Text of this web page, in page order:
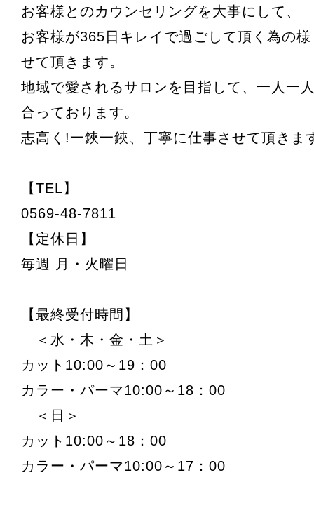
お客様とのカウンセリングを大事にして、
お客様が365日キレイで過ごして頂く為の
せて頂きます。
地域で愛されるサロンを目指して、一人一
合っております。
志高く!一鋏一鋏、丁寧に仕事させて頂きま
【TEL】
0569-48-7811
【定休日】
毎週 月・火曜日
【最終受付時間】
＜水・木・金・土＞
カット10:00～19：00
カラー・パーマ10:00～18：00
＜日＞
カット10:00～18：00
カラー・パーマ10:00～17：00